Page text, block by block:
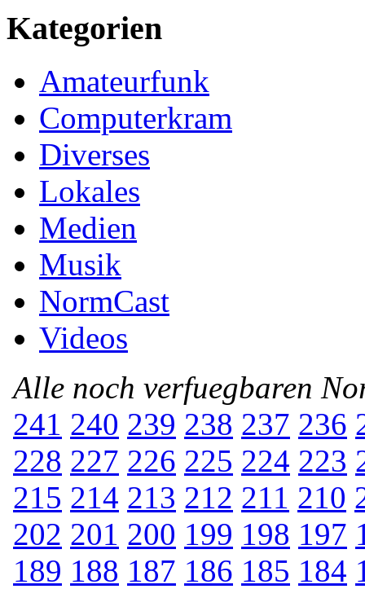
Kategorien
Amateurfunk
Computerkram
Diverses
Lokales
Medien
Musik
NormCast
Videos
Alle noch verfuegbaren
241 240 239 238 237 236
228 227 226 225 224 223
215 214 213 212 211 210
202 201 200 199 198 197
189 188 187 186 185 184